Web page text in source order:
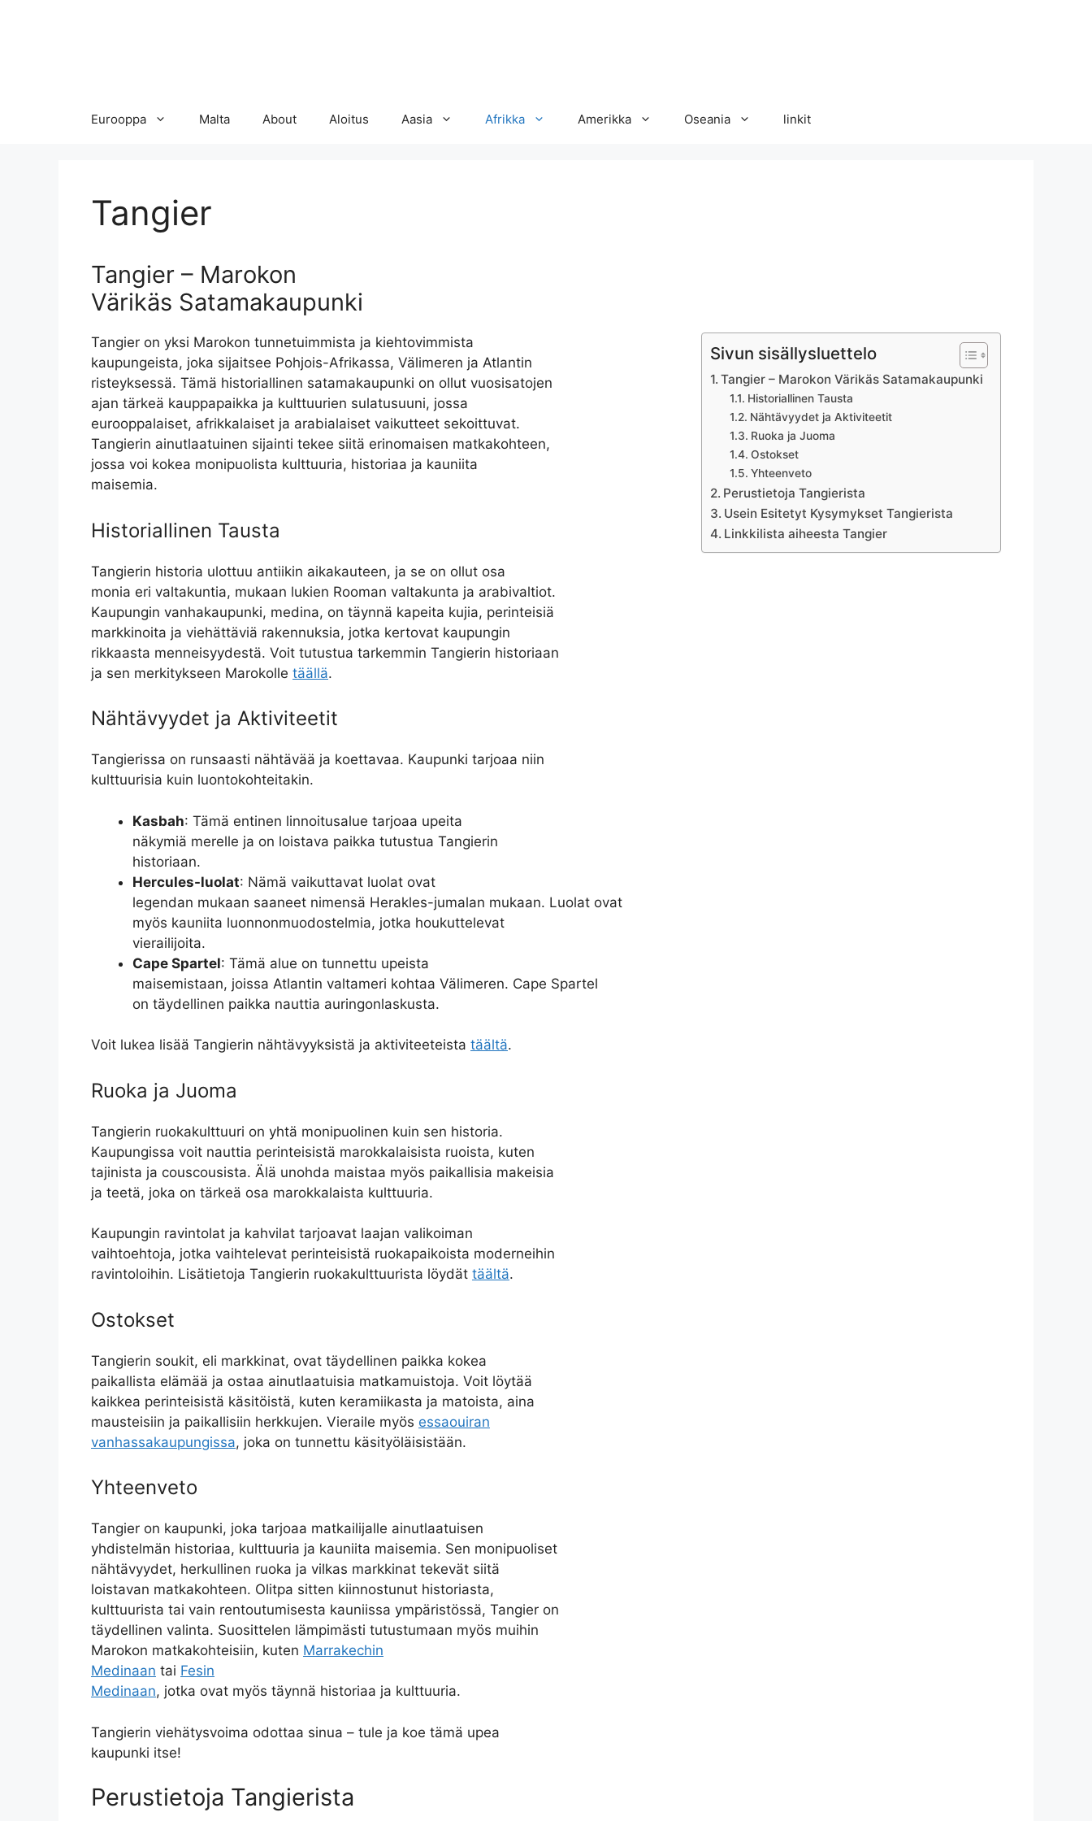
Eurooppa Malta About Aloitus Aasia Afrikka Amerikka Oseania linkit
Tangier
Tangier – Marokon
Värikäs Satamakaupunki
Sivun sisällysluettelo
Tangier – Marokon Värikäs Satamakaupunki
Historiallinen Tausta
Nähtävyydet ja Aktiviteetit
Ruoka ja Juoma
Ostokset
Yhteenveto
Perustietoja Tangierista
Usein Esitetyt Kysymykset Tangierista
Linkkilista aiheesta Tangier
Tangier on yksi Marokon tunnetuimmista ja kiehtovimmista
kaupungeista, joka sijaitsee Pohjois-Afrikassa, Välimeren ja Atlantin
risteyksessä. Tämä historiallinen satamakaupunki on ollut vuosisatojen
ajan tärkeä kauppapaikka ja kulttuurien sulatusuuni, jossa
eurooppalaiset, afrikkalaiset ja arabialaiset vaikutteet sekoittuvat.
Tangierin ainutlaatuinen sijainti tekee siitä erinomaisen matkakohteen,
jossa voi kokea monipuolista kulttuuria, historiaa ja kauniita
maisemia.
Historiallinen Tausta
Tangierin historia ulottuu antiikin aikakauteen, ja se on ollut osa
monia eri valtakuntia, mukaan lukien Rooman valtakunta ja arabivaltiot.
Kaupungin vanhakaupunki, medina, on täynnä kapeita kujia, perinteisiä
markkinoita ja viehättäviä rakennuksia, jotka kertovat kaupungin
rikkaasta menneisyydestä. Voit tutustua tarkemmin Tangierin historiaan
ja sen merkitykseen Marokolle täällä.
Nähtävyydet ja Aktiviteetit
Tangierissa on runsaasti nähtävää ja koettavaa. Kaupunki tarjoaa niin
kulttuurisia kuin luontokohteitakin.
Kasbah: Tämä entinen linnoitusalue tarjoaa upeita
näkymiä merelle ja on loistava paikka tutustua Tangierin
historiaan.
Hercules-luolat: Nämä vaikuttavat luolat ovat
legendan mukaan saaneet nimensä Herakles-jumalan mukaan. Luolat ovat
myös kauniita luonnonmuodostelmia, jotka houkuttelevat
vierailijoita.
Cape Spartel: Tämä alue on tunnettu upeista
maisemistaan, joissa Atlantin valtameri kohtaa Välimeren. Cape Spartel
on täydellinen paikka nauttia auringonlaskusta.
Voit lukea lisää Tangierin nähtävyyksistä ja aktiviteeteista täältä.
Ruoka ja Juoma
Tangierin ruokakulttuuri on yhtä monipuolinen kuin sen historia.
Kaupungissa voit nauttia perinteisistä marokkalaisista ruoista, kuten
tajinista ja couscousista. Älä unohda maistaa myös paikallisia makeisia
ja teetä, joka on tärkeä osa marokkalaista kulttuuria.
Kaupungin ravintolat ja kahvilat tarjoavat laajan valikoiman
vaihtoehtoja, jotka vaihtelevat perinteisistä ruokapaikoista moderneihin
ravintoloihin. Lisätietoja Tangierin ruokakulttuurista löydät täältä.
Ostokset
Tangierin soukit, eli markkinat, ovat täydellinen paikka kokea
paikallista elämää ja ostaa ainutlaatuisia matkamuistoja. Voit löytää
kaikkea perinteisistä käsitöistä, kuten keramiikasta ja matoista, aina
mausteisiin ja paikallisiin herkkujen. Vieraile myös essaouiran
vanhassakaupungissa, joka on tunnettu käsityöläisistään.
Yhteenveto
Tangier on kaupunki, joka tarjoaa matkailijalle ainutlaatuisen
yhdistelmän historiaa, kulttuuria ja kauniita maisemia. Sen monipuoliset
nähtävyydet, herkullinen ruoka ja vilkas markkinat tekevät siitä
loistavan matkakohteen. Olitpa sitten kiinnostunut historiasta,
kulttuurista tai vain rentoutumisesta kauniissa ympäristössä, Tangier on
täydellinen valinta. Suosittelen lämpimästi tutustumaan myös muihin
Marokon matkakohteisiin, kuten Marrakechin
Medinaan tai Fesin
Medinaan, jotka ovat myös täynnä historiaa ja kulttuuria.
Tangierin viehätysvoima odottaa sinua – tule ja koe tämä upea
kaupunki itse!
Perustietoja Tangierista